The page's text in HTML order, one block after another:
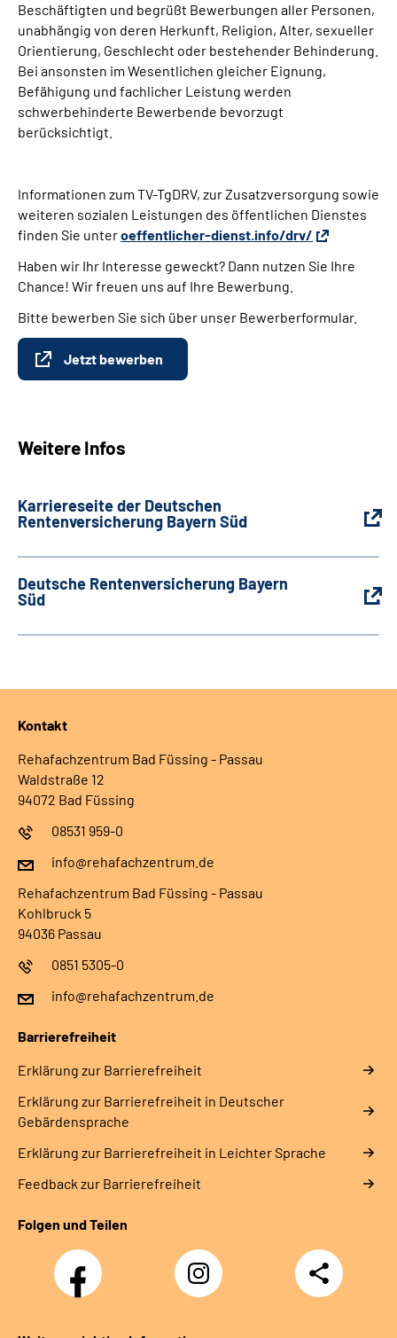
Beschäftigten und begrüßt Bewerbungen aller Personen,
unabhängig von deren Herkunft, Religion, Alter, sexueller
Orientierung, Geschlecht oder bestehender Behinderung.
Bei ansonsten im Wesentlichen gleicher Eignung,
Befähigung und fachlicher Leistung werden
schwerbehinderte Bewerbende bevorzugt
berücksichtigt.
Informationen zum TV-TgDRV, zur Zusatzversorgung sowie
weiteren sozialen Leistungen des öffentlichen Dienstes
finden Sie unteroeffentlicher-dienst.info/drv/
Haben wir Ihr Interesse geweckt? Dann nutzen Sie Ihre
Chance! Wir freuen uns auf Ihre Bewerbung.
Bitte bewerben Sie sich über unser Bewerberformular.
Jetzt bewerben
Weitere Infos
Karriereseite der Deutschen
Rentenversicherung Bayern Süd
Deutsche Rentenversicherung Bayern
Süd
Kontakt
Rehafachzentrum Bad Füssing - Passau
Waldstraße 12
94072 Bad Füssing
08531 959-0
info@rehafachzentrum.de
Rehafachzentrum Bad Füssing - Passau
Kohlbruck 5
94036 Passau
0851 5305-0
info@rehafachzentrum.de
Barrierefreiheit
Erklärung zur Barrierefreiheit
Erklärung zur Barrierefreiheit in Deutscher
Gebärdensprache
Erklärung zur Barrierefreiheit in Leichter Sprache
Feedback zur Barrierefreiheit
Folgen und Teilen
Facebook Instagram
Teilen